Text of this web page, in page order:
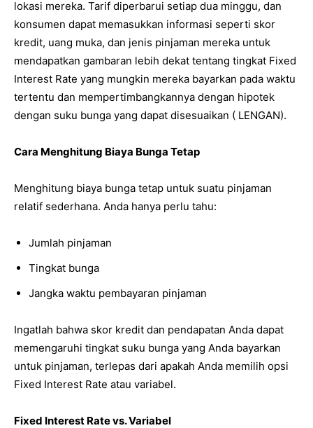
lokasi mereka. Tarif diperbarui setiap dua minggu, dan
konsumen dapat memasukkan informasi seperti skor
kredit, uang muka, dan jenis pinjaman mereka untuk
mendapatkan gambaran lebih dekat tentang tingkat Fixed
Interest Rate yang mungkin mereka bayarkan pada waktu
tertentu dan mempertimbangkannya dengan hipotek
dengan suku bunga yang dapat disesuaikan ( LENGAN).
Cara Menghitung Biaya Bunga Tetap
Menghitung biaya bunga tetap untuk suatu pinjaman
relatif sederhana. Anda hanya perlu tahu:
Jumlah pinjaman
Tingkat bunga
Jangka waktu pembayaran pinjaman
Ingatlah bahwa skor kredit dan pendapatan Anda dapat
memengaruhi tingkat suku bunga yang Anda bayarkan
untuk pinjaman, terlepas dari apakah Anda memilih opsi
Fixed Interest Rate atau variabel.
Fixed Interest Rate vs. Variabel